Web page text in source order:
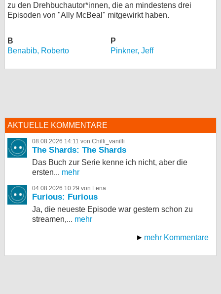
zu den Drehbuchautor*innen, die an mindestens drei
Episoden von "Ally McBeal" mitgewirkt haben.
B
Benabib, Roberto
P
Pinkner, Jeff
AKTUELLE KOMMENTARE
08.08.2026 14:11 von Chilli_vanilli
The Shards: The Shards
Das Buch zur Serie kenne ich nicht, aber die
ersten... mehr
04.08.2026 10:29 von Lena
Furious: Furious
Ja, die neueste Episode war gestern schon zu
streamen,... mehr
mehr Kommentare